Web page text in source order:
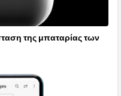
της μπαταρίας των